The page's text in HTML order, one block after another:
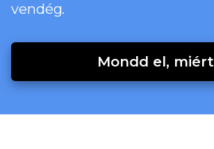
vendég.
Mondd el, miért